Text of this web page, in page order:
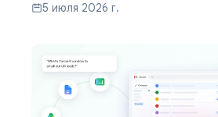
5 июля 2026 г.